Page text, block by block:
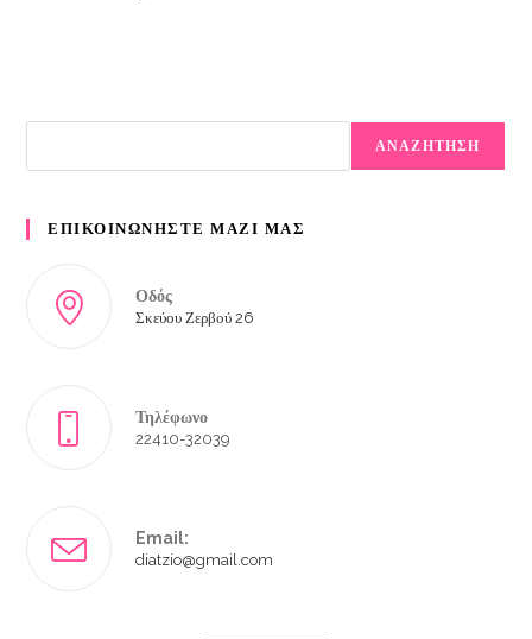
ΑΝΑΖΗΤΗΣΗ
ΕΠΙΚΟΙΝΩΝΗΣΤΕ ΜΑΖΙ ΜΑΣ
Οδός
Σκεύου Ζερβού 26
Τηλέφωνο
22410-32039
Email:
diatzio@gmail.com